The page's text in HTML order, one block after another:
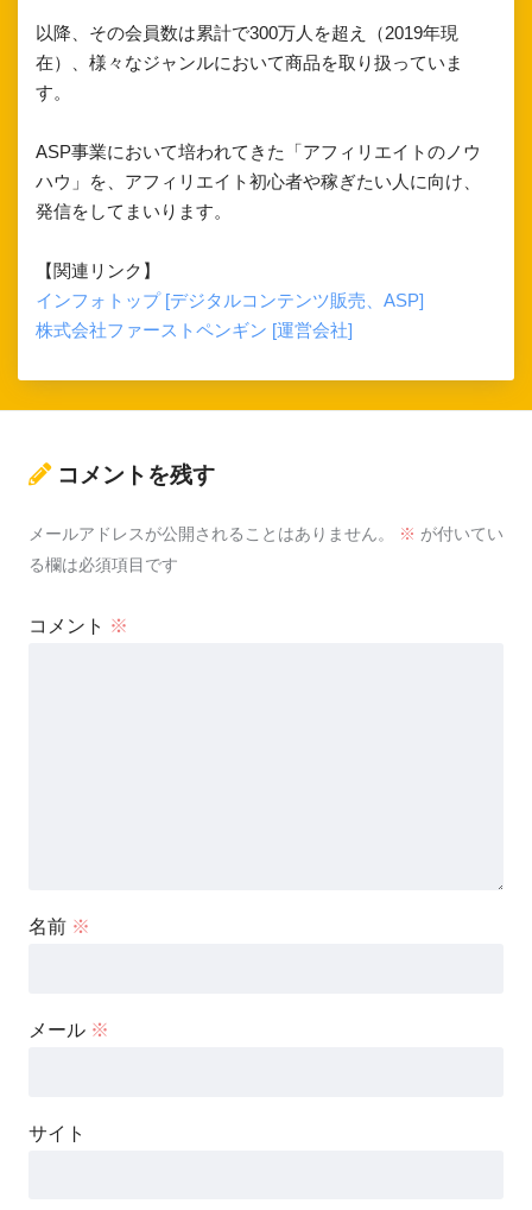
以降、その会員数は累計で300万人を超え（2019年現
在）、様々なジャンルにおいて商品を取り扱っていま
す。
ASP事業において培われてきた「アフィリエイトのノウ
ハウ」を、アフィリエイト初心者や稼ぎたい人に向け、
発信をしてまいります。
【関連リンク】
インフォトップ [デジタルコンテンツ販売、ASP]
株式会社ファーストペンギン [運営会社]
コメントを残す
メールアドレスが公開されることはありません。 ※ が付いてい
る欄は必須項目です
コメント ※
名前 ※
メール ※
サイト